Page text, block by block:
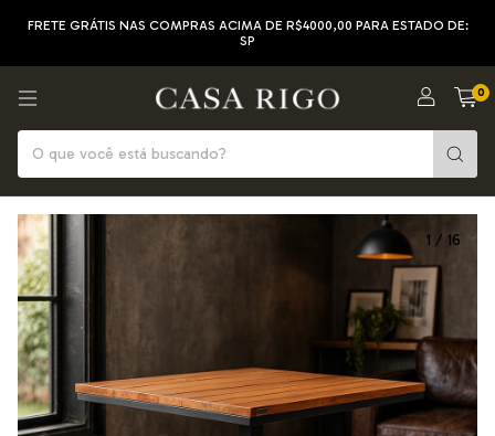
FRETE GRÁTIS NAS COMPRAS ACIMA DE R$4000,00 PARA ESTADO DE:
SP
0
1 / 16